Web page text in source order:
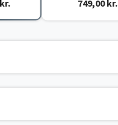
749,00 kr.